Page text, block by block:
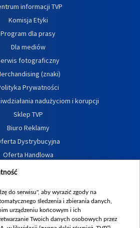
informacji TVP
Komisja Etyki
Program dla prasy
Dla mediów
fotograficzny
(znaki)
Prywatności
nadużyciom i korupcji
Sklep TVP
Biuro Reklamy
Dystrybucyjna
Oferta Handlowa
Dostępność
zgłoszeń wewnętrznych
do serwisu", aby wyrazić zgody na
śledzenia i zbierania danych,
urządzeniu końcowym i ich
Twoich danych osobowych przez